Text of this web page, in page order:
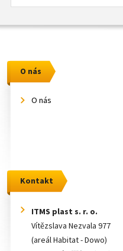
O nás
O nás
Kontakt
ITMS plast s. r. o.
Vítězslava Nezvala 977
(areál Habitat - Dowo)